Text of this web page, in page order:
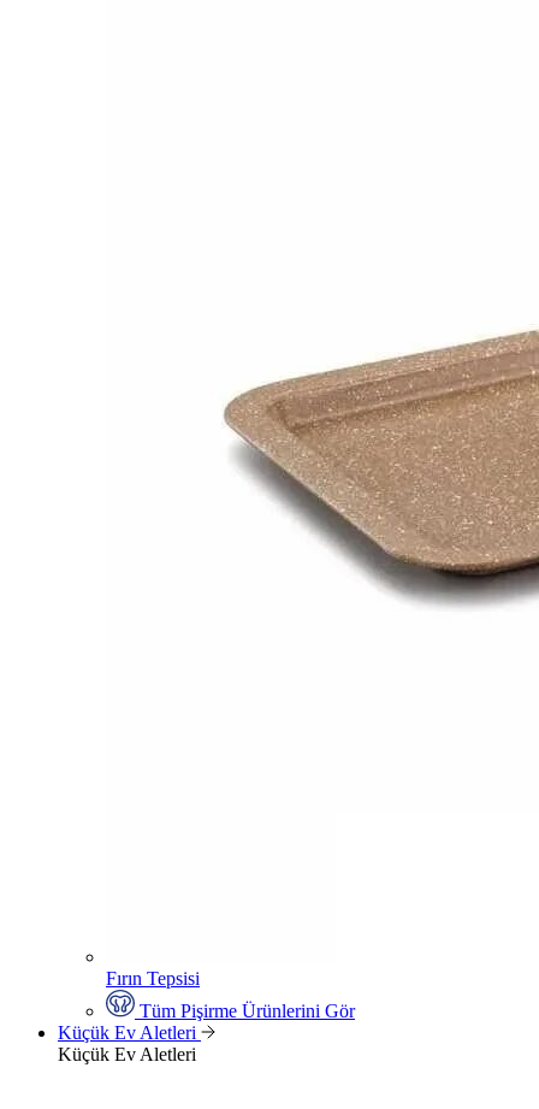
Fırın Tepsisi
Tüm Pişirme Ürünlerini Gör
Küçük Ev Aletleri
Küçük Ev Aletleri